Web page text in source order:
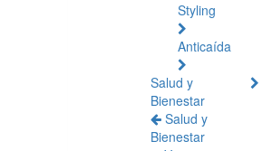
Styling
Anticaída
Salud y
Bienestar
Salud y
Bienestar